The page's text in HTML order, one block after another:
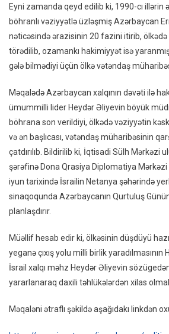
Eyni zamanda qeyd edilib ki, 1990-cı illərin
böhranlı vəziyyətlə üzləşmiş Azərbaycan
nəticəsində ərazisinin 20 fazini itirib, ölkədə
törədilib, ozamankı hakimiyyət isə
gələ bilmədiyi üçün ölkə vətəndaş
Məqalədə Azərbaycan xalqının dəvəti ilə
ümummilli lider Heydər Əliyevin böyük
böhrana son verildiyi, ölkədə vəziyyətin
və ən başlıcası, vətəndaş müharibəsinin
çatdırılıb. Bildirilib ki, İqtisadi Sülh Mərkəzi
şərəfinə Dona Qrasiya Diplomatiya Mərkəzi
iyun tarixində İsrailin Netanya şəhərində
sinaqoqunda Azərbaycanın Qurtuluş
planlaşdırır.
Müəllif hesab edir ki, ölkəsinin düşdüyü
yeganə çıxış yolu milli birlik
İsrail xalqı məhz Heydər Əliyevin
yararlanaraq daxili təhlükələrdən xilas
Məqaləni ətraflı şəkildə aşağıdakı linkdən